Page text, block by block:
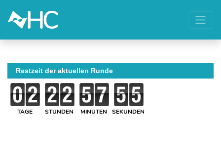
Restzeit der aktuellen Runde
TAGE STUNDEN MINUTEN SEKUNDEN